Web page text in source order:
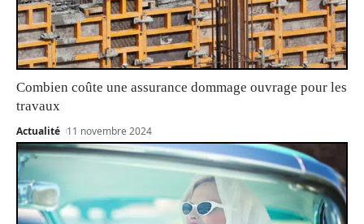
Combien coûte une assurance dommage ouvrage pour les
travaux
Actualité 11 novembre 2024